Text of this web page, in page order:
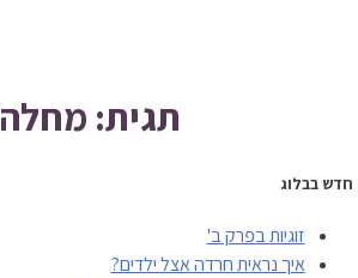
תגית: מחלה
חדש בבלוג
זוגיות בפרק ב'
איך נראית חרדה אצל ילדים?